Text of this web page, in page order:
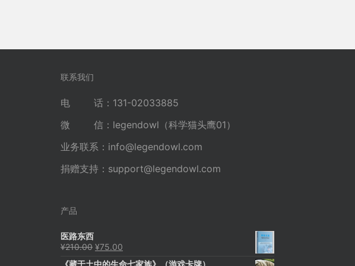
联系我们
电 话：131-02033885
微 信：legendowl（科学猫头鹰01）
业务联系： info@legendowl.com
捐赠支持： support@legendowl.com
产品
医路东西
¥210.00 原
¥75.00